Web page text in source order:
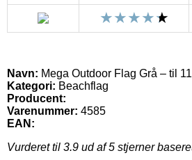
Navn: Mega Outdoor Flag Grå – til
Kategori: Beachflag
Producent:
Varenummer: 4585
EAN:
Vurderet til 3.9 ud af 5 stjerner